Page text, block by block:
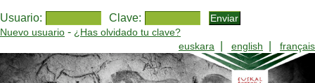
Usuario: Clave:
Nuevo usuario - ¿Has olvidado tu clave?
euskara
english français